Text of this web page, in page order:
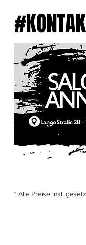
* Alle Preise inkl.